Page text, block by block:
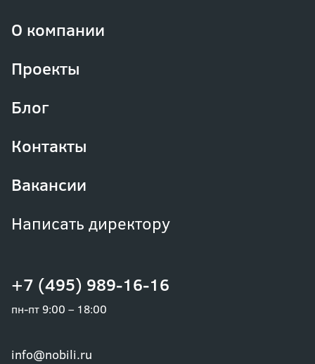
+7 (495) 989-16-16
пн-пт 9:00 – 18:00
info@nobili.ru
О компании
Проекты
Блог
Контакты
Вакансии
Написать директору